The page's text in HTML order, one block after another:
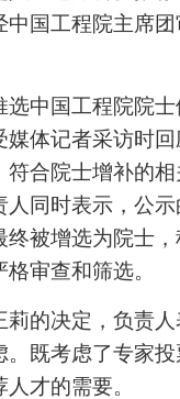
中国工程院主席
中国工程院院士
媒体记者采访时
符合院士增补的
人同时表示，公
终被增选为院士
审查和筛选。
的决定，负责人
。既考虑了专家
才的需要。